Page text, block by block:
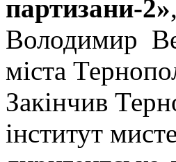
партизани-2»
Володимир
міста
Закінчив
інститут